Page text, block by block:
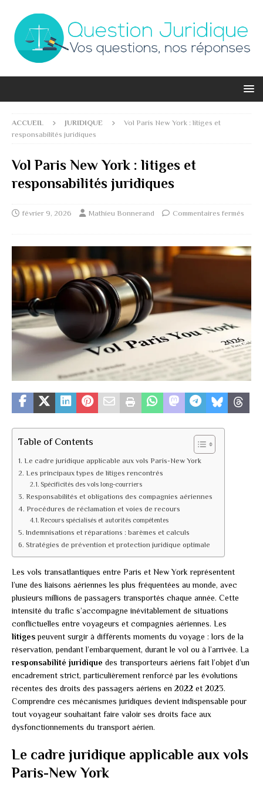
ACCUEIL JURIDIQUE
Vol Paris New York : litiges et
responsabilités juridiques
Vol Paris New York : litiges et
responsabilités juridiques
février 9, 2026 Mathieu Bonnerand Commentaires fermés
Table of Contents
Le cadre juridique applicable aux vols Paris-New York
Les principaux types de litiges rencontrés
Spécificités des vols long-courriers
Responsabilités et obligations des compagnies aériennes
Procédures de réclamation et voies de recours
Recours spécialisés et autorités compétentes
Indemnisations et réparations : barèmes et calculs
Stratégies de prévention et protection juridique optimale
Les vols transatlantiques entre Paris et New York représentent
l’une des liaisons aériennes les plus fréquentées au monde, avec
plusieurs millions de passagers transportés chaque année. Cette
intensité du trafic s’accompagne inévitablement de situations
conflictuelles entre voyageurs et compagnies aériennes. Les
litigespeuvent surgir à différents moments du voyage : lors de la
réservation, pendant l’embarquement, durant le vol ou à l’arrivée. La
responsabilité juridique des transporteurs aériens fait l’objet d’un
encadrement strict, particulièrement renforcé par les évolutions
récentes des droits des passagers aériens en 2022 et 2023.
Comprendre ces mécanismes juridiques devient indispensable pour
tout voyageur souhaitant faire valoir ses droits face aux
dysfonctionnements du transport aérien.
Le cadre juridique applicable aux vols
Paris-New York